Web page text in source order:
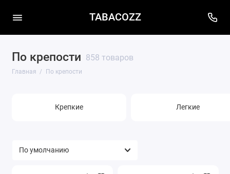
TABACOZZ
По крепости 858 товаров
Главная По крепости
Крепкие Легкие